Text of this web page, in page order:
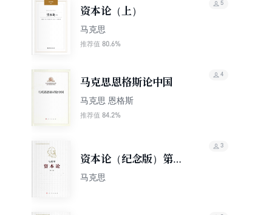
资本论（上）
马克思
推荐值 80.6%
5
马克思恩格斯论中国
马克思 恩格斯
推荐值 84.2%
4
资本论（纪念版）第三
卷
马克思
3